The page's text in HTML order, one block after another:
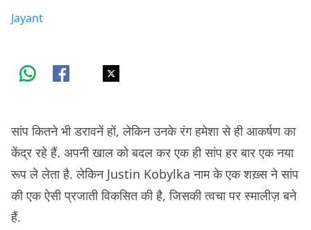
Jayant
सांप कितने भी डरावनें हों, लेकिन उनके रंग हमेशा से ही आकर्षण का
केंद्र रहे हैं. अपनी खाल को बदल कर एक ही सांप हर बार एक नया
रूप ले लेता है. लेकिन Justin Kobylka नाम के एक शख़्स ने सांप
की एक ऐसी प्रजाती विकसित की है, जिसकी त्वचा पर स्मालीज़ बने
हैं.